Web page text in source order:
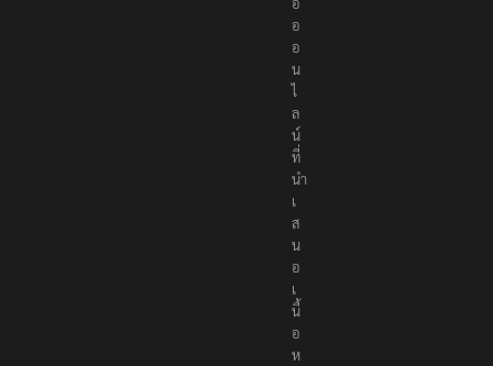
อ
อ
น
ไ
ล
น์
ที่
นำ
เ
ส
น
อ
เ
นื้
อ
ห